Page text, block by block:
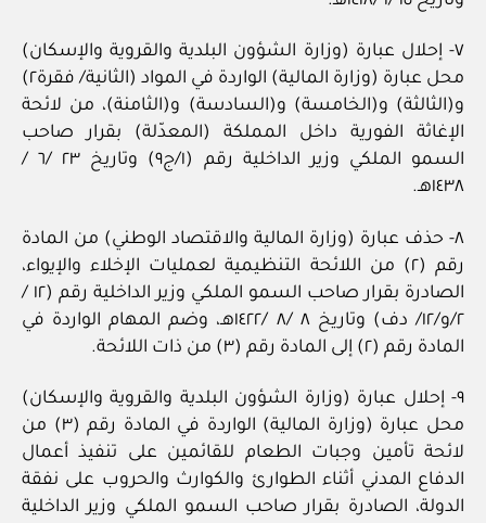
٧- إحلال عبارة (وزارة الشؤون البلدية والقروية والإسكان)
محل عبارة (وزارة المالية) الواردة في المواد (الثانية/ فقرة٢)
و(الثالثة) و(الخامسة) و(السادسة) و(الثامنة)، من لائحة
الإغاثة الفورية داخل المملكة (المعدّلة) بقرار صاحب
السمو الملكي وزير الداخلية رقم (١/ج٩) وتاريخ ٢٣ /٦ /
١٤٣٨هـ.
٨- حذف عبارة (وزارة المالية والاقتصاد الوطني) من المادة
رقم (٢) من اللائحة التنظيمية لعمليات الإخلاء والإيواء،
الصادرة بقرار صاحب السمو الملكي وزير الداخلية رقم (١٢ /
٢/و/١٢/ دف) وتاريخ ٨ /٨ /١٤٢٢هـ، وضم المهام الواردة في
المادة رقم (٢) إلى المادة رقم (٣) من ذات اللائحة.
٩- إحلال عبارة (وزارة الشؤون البلدية والقروية والإسكان)
محل عبارة (وزارة المالية) الواردة في المادة رقم (٣) من
لائحة تأمين وجبات الطعام للقائمين على تنفيذ أعمال
الدفاع المدني أثناء الطوارئ والكوارث والحروب على نفقة
الدولة، الصادرة بقرار صاحب السمو الملكي وزير الداخلية